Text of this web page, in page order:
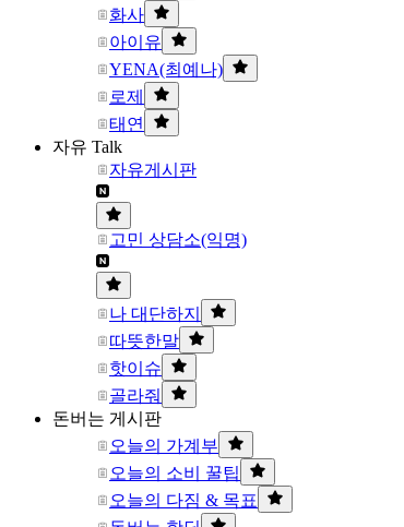
화사
아이유
YENA(최예나)
로제
태연
자유 Talk
자유게시판
고민 상담소(익명)
나 대단하지
따뜻한말
핫이슈
골라줘
돈버는 게시판
오늘의 가계부
오늘의 소비 꿀팁
오늘의 다짐 & 목표